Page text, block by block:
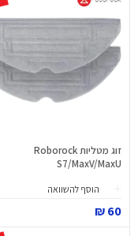
זוג מטליות Roborock
S7/MaxV/MaxU
הוסף להשוואה
60 ₪